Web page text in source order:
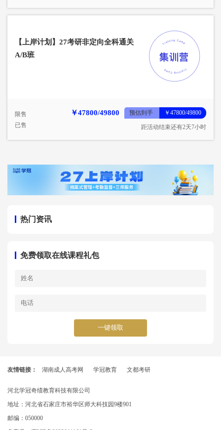
【上岸计划】27考研非定向全科通关
A/B班
限售
已售
￥47800/49800 预估到手 ￥47800/49800
距活动结束还有2天7小时
热门资讯
免费领取在线课程礼包
一键领取
友情链接： 湖南成人高考网 学冠教育 文都考研
河北学冠奇绩教育科技有限公司
地址：河北省石家庄市裕华区师大科技园9楼901
邮编：050000